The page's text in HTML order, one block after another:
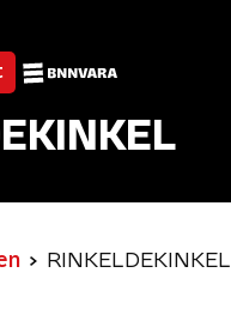
RINKELDEKINKEL